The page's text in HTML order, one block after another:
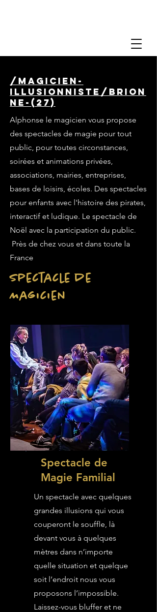
/magicien-
illusionniste/brion
ne-(27)
Alphonse le magicien vous propose
des spectacles de magie pour tout
public, pour toutes circonstances,
soirées et animations privées,
associations, mairies, entreprises,
bases de loisirs, écoles. Des spectacles
pour enfants avec l'histoire des pirates,
interactif et ludique. Le spectacle de
Noël avec la participation du public.
Près de chez vous et dans toute la
France
Spectacle de
Magicien
Spectacle de
Magie Familial
Un spectacle avec quelques
grandes illusions qui vous
couperont le souffle, là
devant vous à quelques
mètres dans n’importe
quelle situation et quelque
soit l’endroit nous vous
proposons l’impossible.
Laissez-vous bluffer et ne